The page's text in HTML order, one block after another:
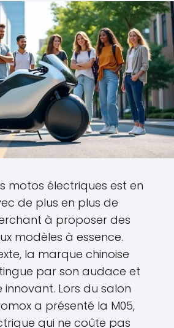
motos électriques est en
de plus en plus de
à proposer des
modèles à essence.
la marque chinoise
par son audace et
Lors du salon
a présenté la M05,
qui ne coûte pas